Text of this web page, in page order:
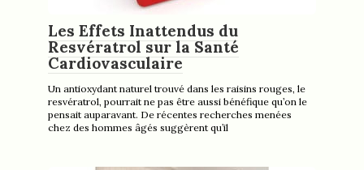
Les Effets Inattendus du
Resvératrol sur la Santé
Cardiovasculaire
Un antioxydant naturel trouvé dans les raisins rouges, le
resvératrol, pourrait ne pas être aussi bénéfique qu’on le
pensait auparavant. De récentes recherches menées
chez des hommes âgés suggèrent qu’il